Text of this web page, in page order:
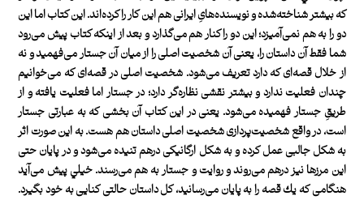
كه بيشتر شناخته‌شده و نويسنده‌هایِ ايرانی هم اين ‌كار را كرده‌اند. اين كتاب اما اين
دو را به هم نمی‌آميزد؛ اين دو را كنار هم می‌گذارد و بعد از اينكه كتاب پيش می‌رود
شما فقط آن داستان را، يعنی آن شخصيت اصلی را از ميان آن جستار می‌فهميد و نه
از خلال قصه‌ای كه دارد تعريف می‌شود. شخصيت اصلی در قصه‌ای كه می‌خوانيم
چندان فعليت ندارد و بيشتر نقشی نظاره‌گر دارد؛ در جستار اما فعليت يافته و از
طريقِ جستار فهميده می‌شود. يعنی در اين كتاب آن بخشی كه به عبارتی جستار
است، در واقع شخصيت‌پردازی شخصيت اصلی داستان هم هست. به اين صورت اثر
به شكل جالبی عمل كرده و به شكل ارگانيكی درهم تنيده می‌شود و در پايان حتی
اين مرزها نيز درهم می‌روند و روايت و جستار به هم می‌رسند. خيلي پيش می‌آيد
هنگامی كه يك قصه را به پايان می‌رسانيد، كل داستان حالتی كنايی به خود بگيرد.